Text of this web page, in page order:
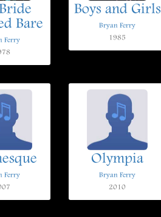
Bare
Ferry
Boys and Girls
Bryan Ferry
1985
Ferry
Olympia
Bryan Ferry
2010